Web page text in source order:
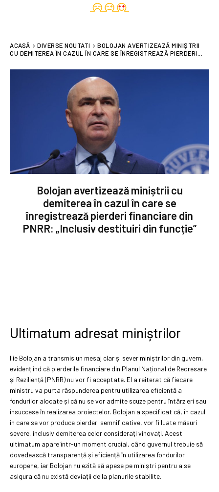
ACASĂ DIVERSE NOUTATI
BOLOJAN AVERTIZEAZĂ MINIȘTRII
CU DEMITEREA ÎN CAZUL ÎN CARE SE ÎNREGISTREAZĂ PIERDERI...
Bolojan avertizează miniștrii cu
demiterea în cazul în care se
înregistrează pierderi financiare din
PNRR: „Inclusiv destituiri din funcție”
Ultimatum adresat miniștrilor
Ilie Bolojan a transmis un mesaj clar și sever miniștrilor din guvern,
evidențiind că pierderile financiare din Planul Național de Redresare
și Reziliență (PNRR) nu vor fi acceptate. El a reiterat că fiecare
ministru va purta răspunderea pentru utilizarea eficientă a
fondurilor alocate și că nu se vor admite scuze pentru întârzieri sau
insuccese în realizarea proiectelor. Bolojan a specificat că, în cazul
în care se vor produce pierderi semnificative, vor fi luate măsuri
severe, inclusiv demiterea celor considerați vinovați. Acest
ultimatum apare într-un moment crucial, când guvernul trebuie să
dovedească transparență și eficiență în utilizarea fondurilor
europene, iar Bolojan nu ezită să apese pe miniștri pentru a se
asigura că nu există deviații de la planurile stabilite.